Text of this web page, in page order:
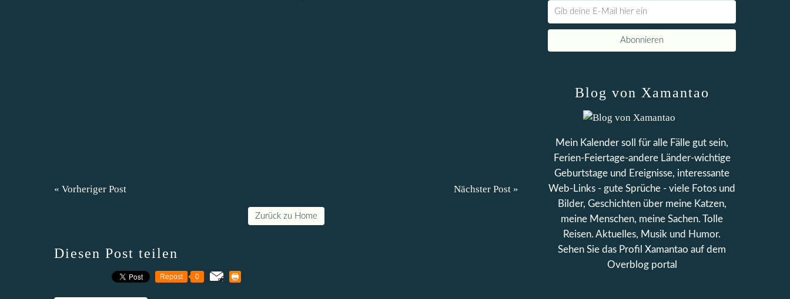
« Vorheriger Post Nächster Post »
Zurück zu Home
Diesen Post teilen
Repost 0
Blog von Xamantao
Mein Kalender soll für alle Fälle gut sein,
Ferien-Feiertage-andere Länder-wichtige
Geburtstage und Ereignisse, interessante
Web-Links - gute Sprüche - viele Fotos und
Bilder, Geschichten über meine Katzen,
meine Menschen, meine Sachen. Tolle
Reisen. Aktuelles, Musik und Humor.
Sehen Sie das Profil Xamantao auf dem
Overblog portal